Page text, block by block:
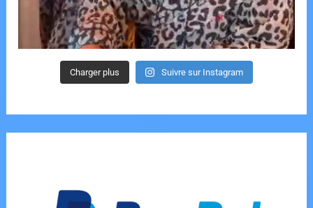
Charger plus Suivre sur Instagram